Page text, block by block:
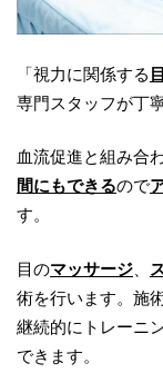
「視力に関係する
専門スタッフが丁
血流促進と組み合
間にもできるので
す。
目のマッサージ
術を行います。施
継続的にトレーニ
できます。